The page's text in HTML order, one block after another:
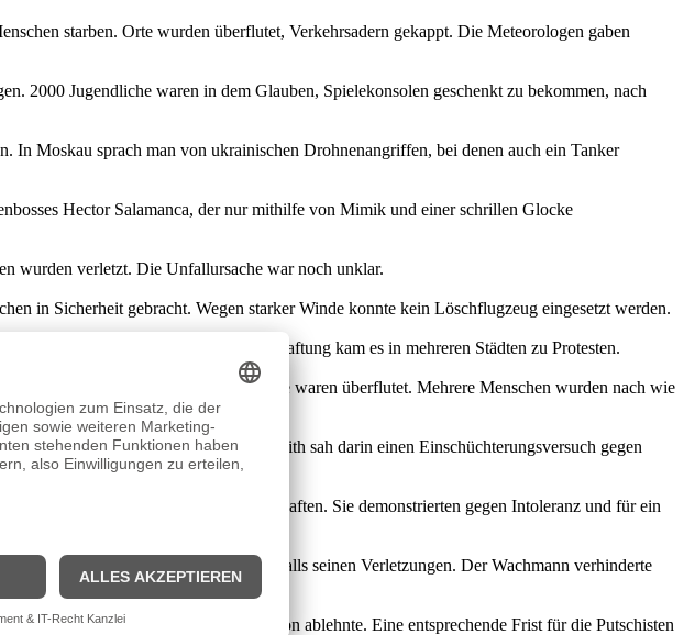
starben. Orte wurden überflutet, Verkehrsadern gekappt. Die Meteorologen gaben
2000 Jugendliche waren in dem Glauben, Spielekonsolen geschenkt zu bekommen, nach
Moskau sprach man von ukrainischen Drohnenangriffen, bei denen auch ein Tanker
Hector Salamanca, der nur mithilfe von Mimik und einer schrillen Glocke
wurden verletzt. Die Unfallursache war noch unklar.
in Sicherheit gebracht. Wegen starker Winde konnte kein Löschflugzeug eingesetzt werden.
drei Jahre in Haft. Nach seiner Verhaftung kam es in mehreren Städten zu Protesten.
Menschen ums Leben. Ganze Städte waren überflutet. Mehrere Menschen wurden nach wie
gegen ihn. Sonderermittler Smith sah darin einen Einschüchterungsversuch gegen
lauter Musik und politischen Botschaften. Sie demonstrierten gegen Intoleranz und für ein
ein Palästinenser, erlag ebenfalls seinen Verletzungen. Der Wachmann verhinderte
nun aus Algerien, das eine Intervention ablehnte. Eine entsprechende Frist für die Putschisten